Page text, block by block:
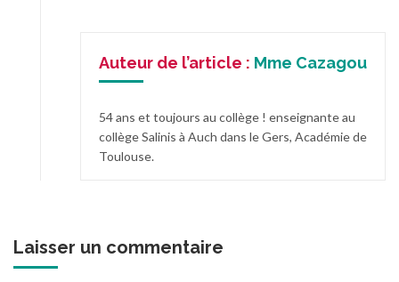
Auteur de l’article : Mme Cazagou
54 ans et toujours au collège ! enseignante au
collège Salinis à Auch dans le Gers, Académie de
Toulouse.
Laisser un commentaire